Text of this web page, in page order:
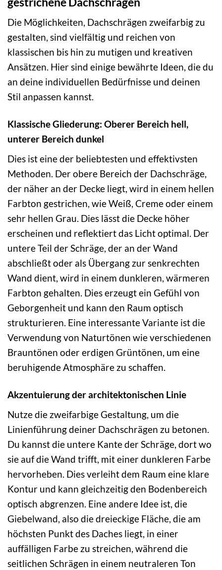
Die Möglichkeiten, Dachschrägen zweifarbig zu
gestalten, sind vielfältig und reichen von
klassischen bis hin zu mutigen und kreativen
Ansätzen. Hier sind einige bewährte Ideen, die du
an deine individuellen Bedürfnisse und deinen
Stil anpassen kannst.
Klassische Gliederung: Oberer Bereich hell,
unterer Bereich dunkel
Dies ist eine der beliebtesten und effektivsten
Methoden. Der obere Bereich der Dachschräge,
der näher an der Decke liegt, wird in einem hellen
Farbton gestrichen, wie Weiß, Creme oder einem
sehr hellen Grau. Dies lässt die Decke höher
erscheinen und reflektiert das Licht optimal. Der
untere Teil der Schräge, der an der Wand
abschließt oder als Übergang zur senkrechten
Wand dient, wird in einem dunkleren, wärmeren
Farbton gehalten. Dies erzeugt ein Gefühl von
Geborgenheit und kann den Raum optisch
strukturieren. Eine interessante Variante ist die
Verwendung von Naturtönen wie verschiedenen
Brauntönen oder erdigen Grüntönen, um eine
beruhigende Atmosphäre zu schaffen.
Akzentuierung der architektonischen Linie
Nutze die zweifarbige Gestaltung, um die
Linienführung deiner Dachschrägen zu betonen.
Du kannst die untere Kante der Schräge, dort wo
sie auf die Wand trifft, mit einer dunkleren Farbe
hervorheben. Dies verleiht dem Raum eine klare
Kontur und kann gleichzeitig den Bodenbereich
optisch abgrenzen. Eine andere Idee ist, die
Giebelwand, also die dreieckige Fläche, die am
höchsten Punkt des Daches liegt, in einer
auffälligen Farbe zu streichen, während die
seitlichen Schrägen in einem neutraleren Ton